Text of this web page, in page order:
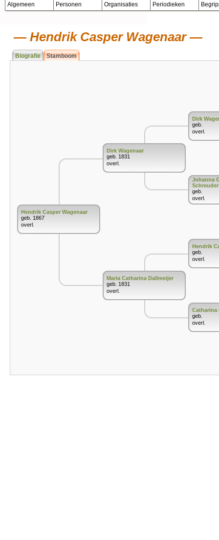
Algemeen Personen Organisaties Periodieken
Hendrik Casper Wagenaar
Biografie Stamboom
Hendrik Casper Wagenaar
geb. 1867
overl.
Dirk Wagenaar
geb. 1831
overl.
Maria Catharina Dallmeijer
geb. 1831
overl.
Dirk
geb.
overl.
Johanna
Schreuder
geb.
overl.
Hendrik
geb.
overl.
Catharina
geb.
overl.